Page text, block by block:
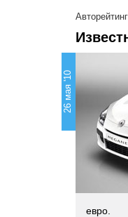
Авторейтинг
26 мая '10
евро.